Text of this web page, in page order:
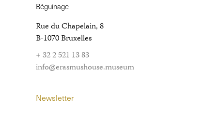
Béguinage
Rue du Chapelain, 8
B-1070 Bruxelles
+ 32 2 521 13 83
info@erasmushouse.museum
Newsletter